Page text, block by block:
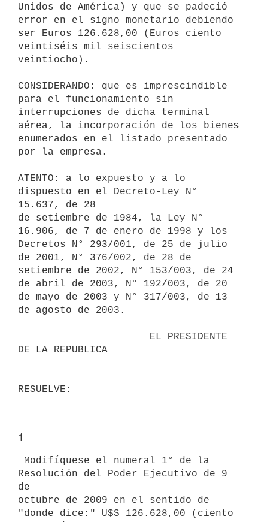
Unidos de América) y que se padeció
error en el signo monetario debiendo
ser Euros 126.628,00 (Euros ciento
veintiséis mil seiscientos
veintiocho).
CONSIDERANDO: que es imprescindible
para el funcionamiento sin
interrupciones de dicha terminal
aérea, la incorporación de los bienes
enumerados en el listado presentado
por la empresa.
ATENTO: a lo expuesto y a lo
dispuesto en el Decreto-Ley N°
15.637, de 28
de setiembre de 1984, la Ley N°
16.906, de 7 de enero de 1998 y los
Decretos N° 293/001, de 25 de julio
de 2001, N° 376/002, de 28 de
setiembre de 2002, N° 153/003, de 24
de abril de 2003, N° 192/003, de 20
de mayo de 2003 y N° 317/003, de 13
de agosto de 2003.
DE LA REPUBLICA
1
Resolución del Poder Ejecutivo de 9
de
octubre de 2009 en el sentido de
"donde dice:" U$S 126.628,00 (ciento